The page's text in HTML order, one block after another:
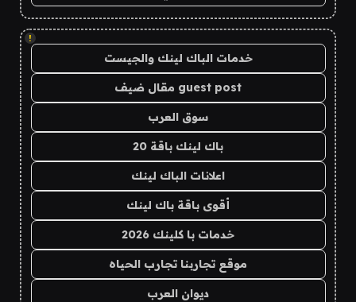
!
خدمات الباك لينك والجيست
guest post مقال ضيف
سوق العرب
باك لينك باقة 20
اعلانات الباك لينك
أقوى باقة باك لينك
خدمات با كلينك 2026
موقع تجاربنا تجارب الحياه
ديوان العرب